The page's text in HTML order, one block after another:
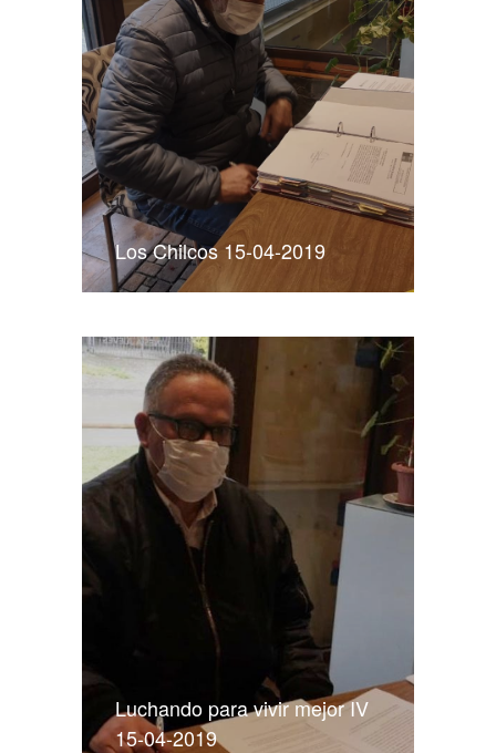
Los Chilcos 15-04-2019
Luchando para vivir mejor IV
15-04-2019